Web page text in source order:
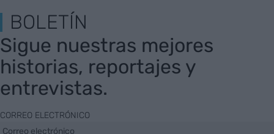
BOLETÍN
Sigue nuestras mejores
historias, reportajes y
entrevistas.
CORREO ELECTRÓNICO